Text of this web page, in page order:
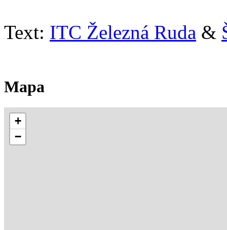
Text: ITC Železná Ruda &
Mapa